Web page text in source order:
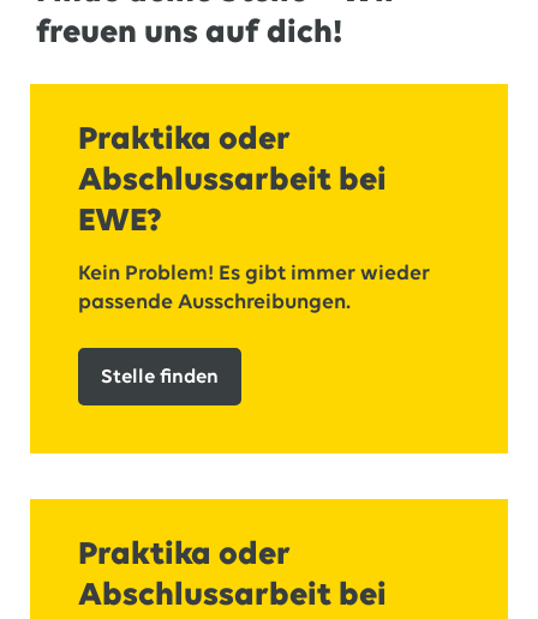
freuen uns auf dich!
Praktika oder
Abschlussarbeit bei
EWE?
Kein Problem! Es gibt immer wieder
passende Ausschreibungen.
Stelle finden
Praktika oder
Abschlussarbeit bei